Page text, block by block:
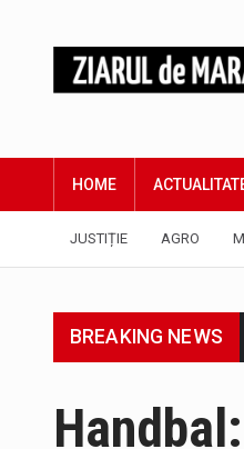
HOME
JUSTIȚIE AGRO
BREAKING NEWS